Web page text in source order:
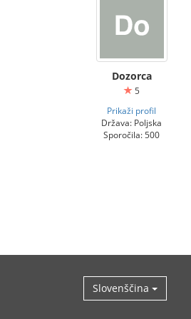
Dozorca
5
Prikaži profil
Država: Poljska
Sporočila: 500
Slovenščina